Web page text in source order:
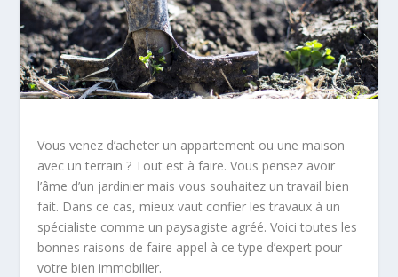
Vous venez d’acheter un appartement ou une maison
avec un terrain ? Tout est à faire. Vous pensez avoir
l’âme d’un jardinier mais vous souhaitez un travail bien
fait. Dans ce cas, mieux vaut confier les travaux à un
spécialiste comme un paysagiste agréé. Voici toutes les
bonnes raisons de faire appel à ce type d’expert pour
votre bien immobilier.